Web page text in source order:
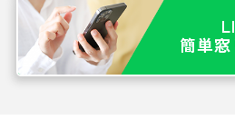
簡単